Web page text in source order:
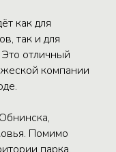
как для
так и для
отличный
компании
Помимо